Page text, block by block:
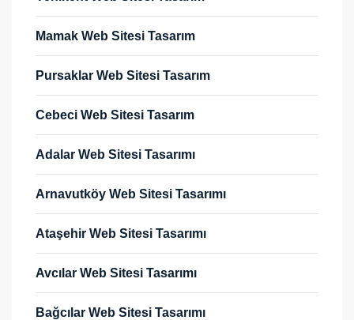
Mamak Web Sitesi Tasarım
Pursaklar Web Sitesi Tasarım
Cebeci Web Sitesi Tasarım
Adalar Web Sitesi Tasarımı
Arnavutköy Web Sitesi Tasarımı
Ataşehir Web Sitesi Tasarımı
Avcılar Web Sitesi Tasarımı
Bağcılar Web Sitesi Tasarımı